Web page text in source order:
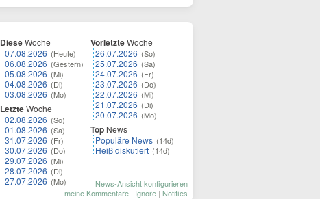
DieseWoche
07.08.2026 (Heute)
06.08.2026 (Gestern)
05.08.2026 (Mi)
04.08.2026 (Di)
03.08.2026 (Mo)
LetzteWoche
02.08.2026 (So)
01.08.2026 (Sa)
31.07.2026 (Fr)
30.07.2026 (Do)
29.07.2026 (Mi)
28.07.2026 (Di)
27.07.2026 (Mo)
VorletzteWoche
26.07.2026 (So)
25.07.2026 (Sa)
24.07.2026 (Fr)
23.07.2026 (Do)
22.07.2026 (Mi)
21.07.2026 (Di)
20.07.2026 (Mo)
Top News
Populäre News (14d)
Heiß diskutiert (14d)
News-Ansicht konfigurieren
meine Kommentare | Ignore | Notifies